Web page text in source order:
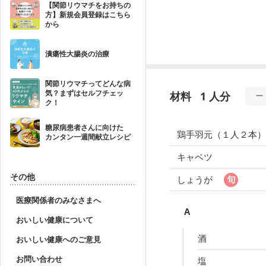
【関節リウマチをお持ちの
方】新規会員登録はこちら
から
潰瘍性大腸炎の治療
関節リウマチってどんな病
気？まずはセルフチェッ
ク！
糖尿病患者さんに向けた
カンタン一週間献立レシピ
その他
医療関係者のみなさまへ
おいしい健康について
おいしい健康へのご意見
お問い合わせ
材料 1 人分
鶏手羽元（１人２本）
キャベツ
しょうが
A
酒
塩